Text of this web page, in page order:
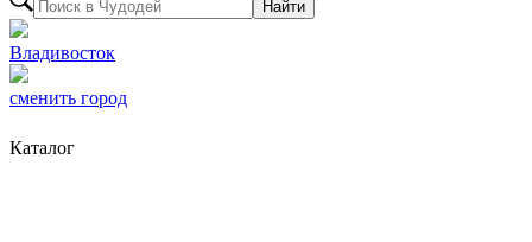
Найти
Владивосток
сменить город
Каталог